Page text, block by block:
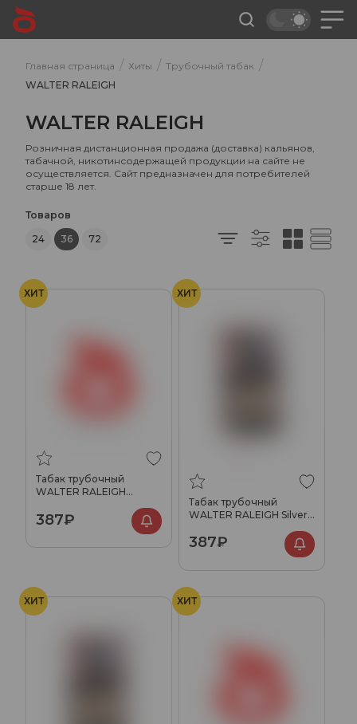
Главная страница / Хиты / Трубочный табак /
WALTER RALEIGH
WALTER RALEIGH
Розничная дистанционная продажа (доставка) кальянов,
табачной, никотинсодержащей продукции на сайте не
осуществляется. Сайт предназначен для потребителей
старше 18 лет.
Товаров
24
36 72
ХИТ
Табак трубочный
WALTER RALEIGH
387₽
ХИТ
Табак трубочный
WALTER RALEIGH Silver
387₽
ХИТ ХИТ